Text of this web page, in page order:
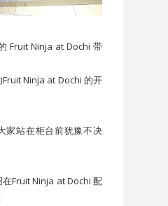
Fruit Ninja at Dochi 带
Ninja at Dochi 的开
家站在柜台前犹豫不决
Fruit Ninja at Dochi 配